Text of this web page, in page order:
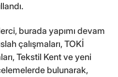
burada yapımı devam
çalışmaları, TOKİ
Tekstil Kent ve yeni
bulunarak,